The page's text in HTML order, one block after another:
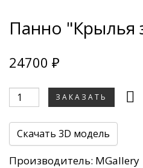
Панно "Крылья
24700 ₽
ЗАКАЗАТЬ
Скачать 3D модель
Производитель: MGallery